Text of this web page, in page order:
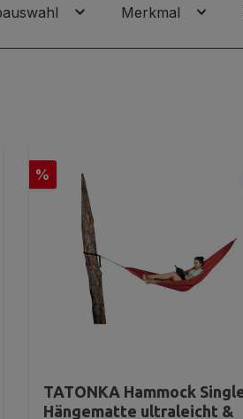
Merkmal
Rabatt
%
TATONKA Hammock
Hängematte ultraleicht &